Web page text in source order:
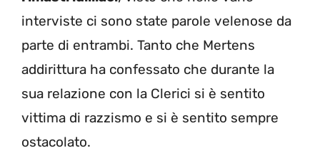
interviste ci sono state parole velenose da
parte di entrambi. Tanto che Mertens
addirittura ha confessato che durante la
sua relazione con la Clerici si è sentito
vittima di razzismo e si è sentito sempre
ostacolato.